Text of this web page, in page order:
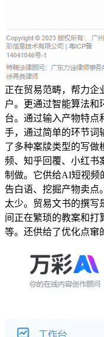
正在贸易范畴，帮力企
户。更通过智能算法和
台。通过输入产物特点
手，通过简单的环节词
了多种案牍类型的写做
频、知乎回覆、小红书
制做。它供给AI短视频
告白语、挖掘产物卖点
太少。贸易文书的撰写
间正在繁琐的教案和打
等。还供给了优化点窜